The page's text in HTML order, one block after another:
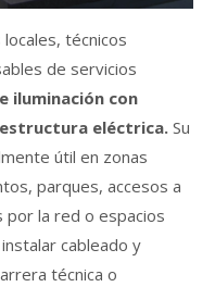
técnicos
de servicios
iluminación con
eléctrica. Su
útil en zonas
parques, accesos a
por la red o espacios
cableado y
técnica o